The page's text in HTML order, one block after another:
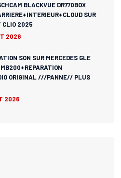
BLACKVUE DR770BOX
SUR
CLIO 2025
2026
SON SUR MERCEDES GLE
ORIGINAL ///PANNE// PLUS
2026